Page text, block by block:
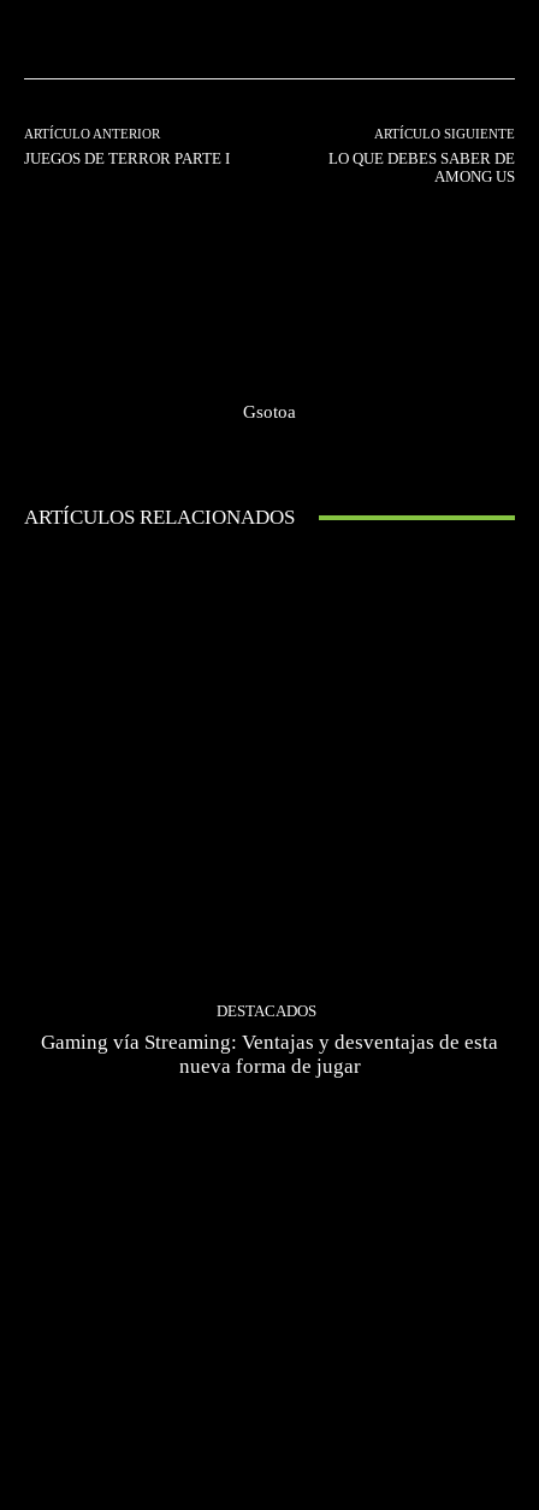
ARTÍCULO ANTERIOR
JUEGOS DE TERROR PARTE I
ARTÍCULO SIGUIENTE
LO QUE DEBES SABER DE
AMONG US
Gsotoa
ARTÍCULOS RELACIONADOS
DESTACADOS
Gaming vía Streaming: Ventajas y desventajas de esta
nueva forma de jugar